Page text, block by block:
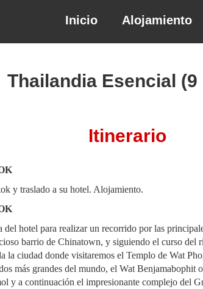
Inicio Alojamiento
Thailandia Esencial (9
Itinerario
y traslado a su hotel. Alojamiento.
del hotel para realizar un recorrido por las
barrio de Chinatown, y siguiendo el curso del
la ciudad donde visitaremos el Templo de Wat
más grandes del mundo, el Wat Benjamabophit
y a continuación el impresionante complejo del